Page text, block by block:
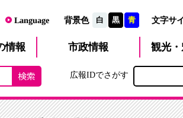
Language 背景色 白 黒 青 文字サ
情報 市政情報 観光
広報IDでさがす